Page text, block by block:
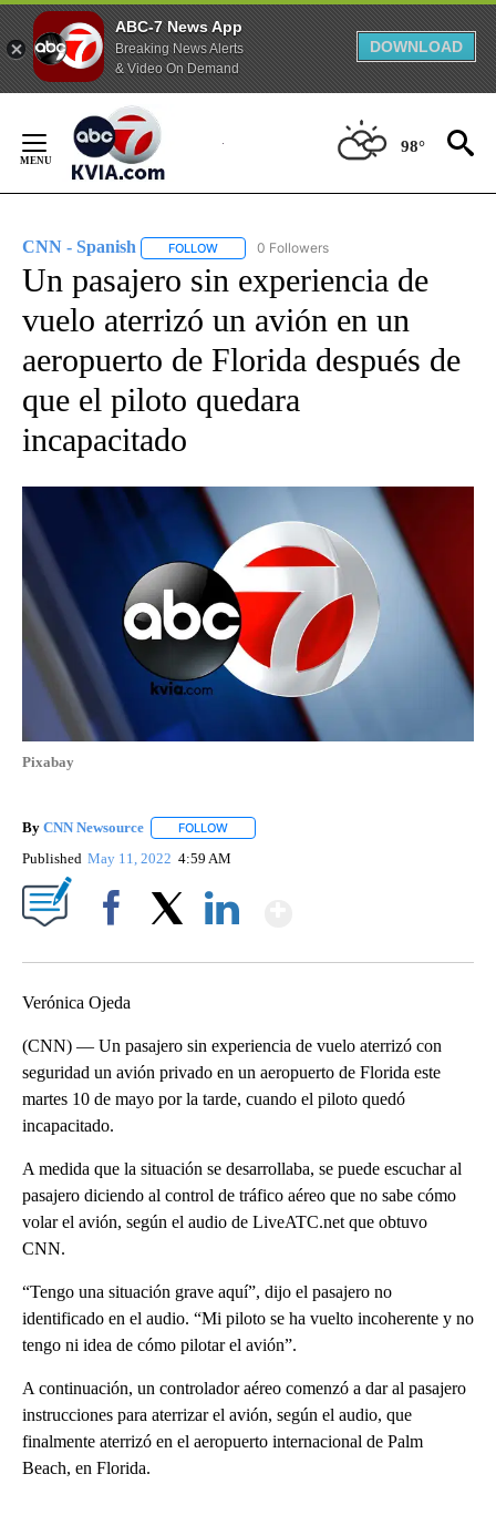
ABC-7 News App
Breaking News Alerts
& Video On Demand
DOWNLOAD
Content
98°
CNN - Spanish FOLLOW FOLLOW "CNN - SPANISH" TO RECEIVE
0 Followers
Un pasajero sin experiencia de
vuelo aterrizó un avión en un
aeropuerto de Florida después de
que el piloto quedara
incapacitado
Pixabay
By CNN Newsource FOLLOW
Published May 11, 2022 4:59 AM
Verónica Ojeda
(CNN) — Un pasajero sin experiencia de vuelo aterrizó con
seguridad un avión privado en un aeropuerto de Florida este
martes 10 de mayo por la tarde, cuando el piloto quedó
incapacitado.
A medida que la situación se desarrollaba, se puede escuchar al
pasajero diciendo al control de tráfico aéreo que no sabe cómo
volar el avión, según el audio de LiveATC.net que obtuvo
CNN.
“Tengo una situación grave aquí”, dijo el pasajero no
identificado en el audio. “Mi piloto se ha vuelto incoherente y no
tengo ni idea de cómo pilotar el avión”.
A continuación, un controlador aéreo comenzó a dar al pasajero
instrucciones para aterrizar el avión, según el audio, que
finalmente aterrizó en el aeropuerto internacional de Palm
Beach, en Florida.